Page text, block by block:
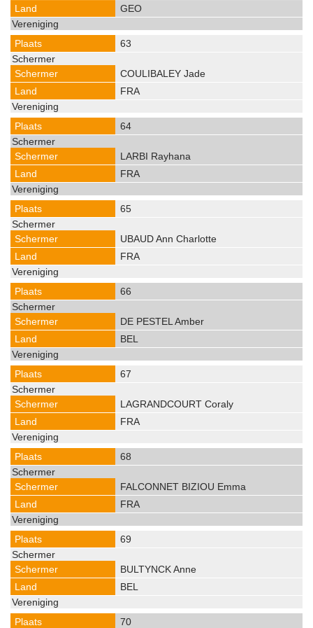
GEO
63
COULIBALEY Jade
FRA
64
LARBI Rayhana
FRA
65
UBAUD Ann Charlotte
FRA
66
DE PESTEL Amber
BEL
67
LAGRANDCOURT Coraly
FRA
68
FALCONNET BIZIOU Emma
FRA
69
BULTYNCK Anne
BEL
70